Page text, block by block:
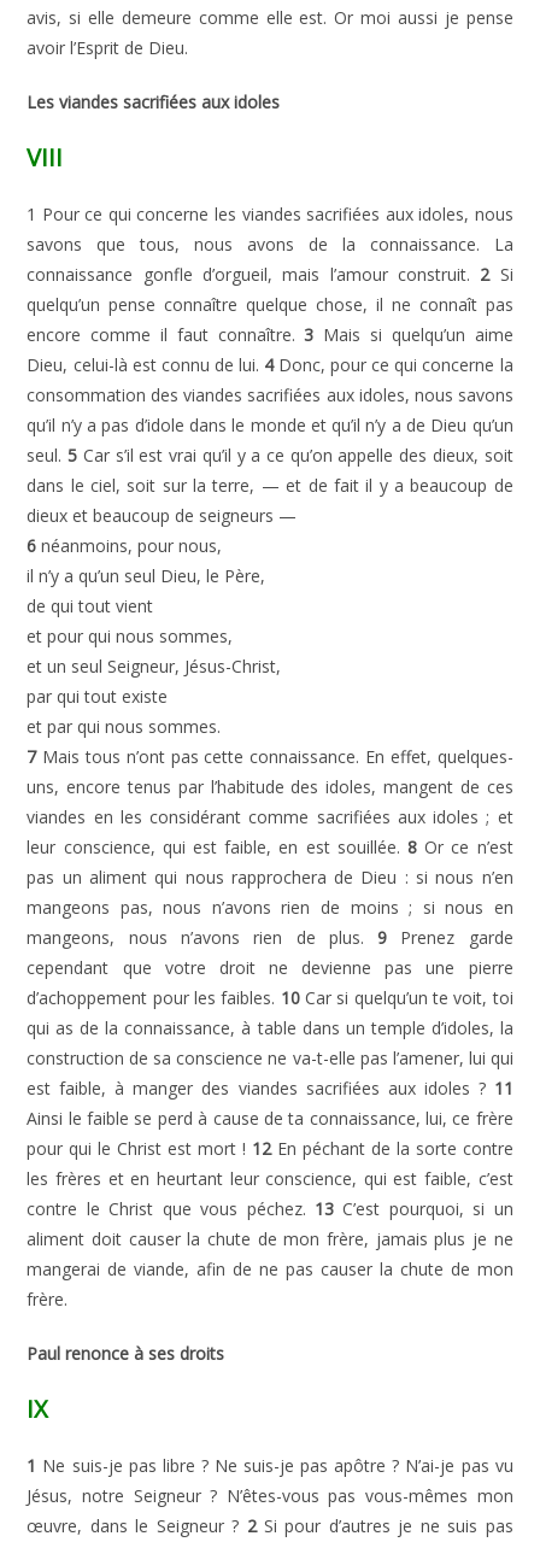
avis, si elle demeure comme elle est. Or moi aussi je pense
avoir l’Esprit de Dieu.
Les viandes sacrifiées aux idoles
VIII
1 Pour ce qui concerne les viandes sacrifiées aux idoles, nous
savons que tous, nous avons de la connaissance. La
connaissance gonfle d’orgueil, mais l’amour construit. 2Si
quelqu’un pense connaître quelque chose, il ne connaît pas
encore comme il faut connaître.3 Mais si quelqu’un aime
Dieu, celui-là est connu de lui. 4Donc, pour ce qui concerne la
consommation des viandes sacrifiées aux idoles, nous savons
qu’il n’y a pas d’idole dans le monde et qu’il n’y a de Dieu qu’un
seul.5 Car s’il est vrai qu’il y a ce qu’on appelle des dieux, soit
dans le ciel, soit sur la terre, — et de fait il y a beaucoup de
dieux et beaucoup de seigneurs —
6 néanmoins, pour nous,
il n’y a qu’un seul Dieu, le Père,
de qui tout vient
et pour qui nous sommes,
et un seul Seigneur, Jésus-Christ,
par qui tout existe
et par qui nous sommes.
7Mais tous n’ont pas cette connaissance. En effet, quelques-
uns, encore tenus par l’habitude des idoles, mangent de ces
viandes en les considérant comme sacrifiées aux idoles ; et
leur conscience, qui est faible, en est souillée. 8 Or ce n’est
pas un aliment qui nous rapprochera de Dieu : si nous n’en
mangeons pas, nous n’avons rien de moins ; si nous en
mangeons, nous n’avons rien de plus.9 Prenez garde
cependant que votre droit ne devienne pas une pierre
d’achoppement pour les faibles. 10Car si quelqu’un te voit, toi
qui as de la connaissance, à table dans un temple d’idoles, la
construction de sa conscience ne va-t-elle pas l’amener, lui qui
est faible, à manger des viandes sacrifiées aux idoles ? 11
Ainsi le faible se perd à cause de ta connaissance, lui, ce frère
pour qui le Christ est mort ! 12En péchant de la sorte contre
les frères et en heurtant leur conscience, qui est faible, c’est
contre le Christ que vous péchez. 13C’est pourquoi, si un
aliment doit causer la chute de mon frère, jamais plus je ne
mangerai de viande, afin de ne pas causer la chute de mon
frère.
Paul renonce à ses droits
IX
1 Ne suis-je pas libre ? Ne suis-je pas apôtre ? N’ai-je pas vu
Jésus, notre Seigneur ? N’êtes-vous pas vous-mêmes mon
œuvre, dans le Seigneur ? 2Si pour d’autres je ne suis pas